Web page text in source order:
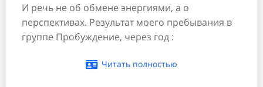
И речь не об обмене энергиями, а о
перспективах. Результат моего пребывания в
группе Пробуждение, через год :
Читать полностью